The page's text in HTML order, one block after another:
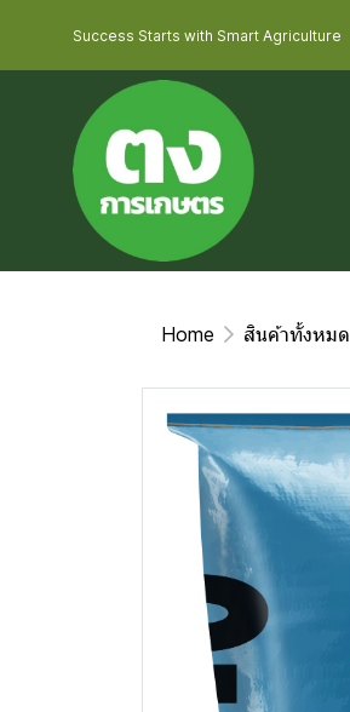
Success Starts with Smart Agriculture
Home สินค้าทั้งหมด